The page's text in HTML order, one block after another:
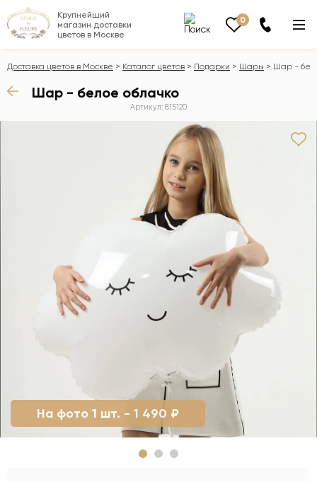
Крупнейший
магазин доставки
цветов в Москве
0
Доставка цветов в Москве Каталог цветов Подарки Шары Шар -
Шар - белое облачко
Артикул: 815120
На фото 1 шт. - 1 490 ₽